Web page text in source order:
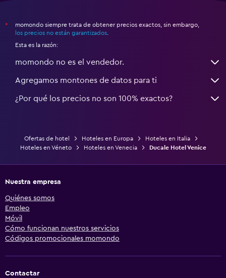
*
momondo siempre trata de obtener precios exactos, sin embargo,
los precios no están garantizados
Esta es la razón:
momondo no es el vendedor.
Agregamos montones de datos para ti
¿Por qué los precios no son 100% exactos?
Ofertas de hotel Hoteles en Europa
Hoteles en Italia
Hoteles en Véneto
Hoteles en Venecia Ducale Hotel Venice
Nuestra empresa
Quiénes somos
Empleo
Móvil
Cómo funcionan nuestros servicios
Códigos promocionales momondo
Contactar